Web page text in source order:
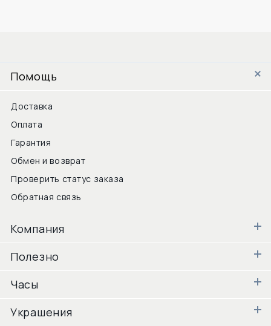
Помощь
Доставка
Оплата
Гарантия
Обмен и возврат
Проверить статус заказа
Обратная связь
Компания
Полезно
Часы
Украшения